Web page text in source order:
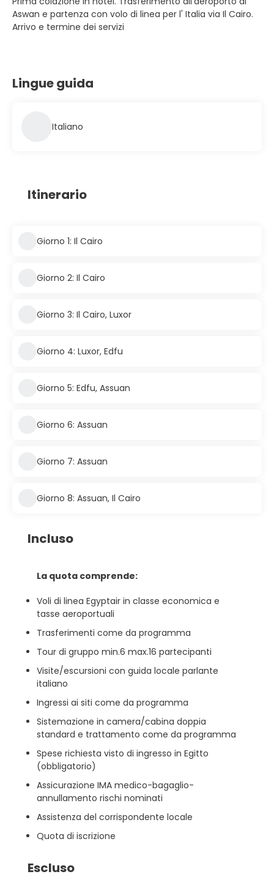
Aswan e partenza con volo di linea per l' Italia via Il Cairo.
Arrivo e termine dei servizi
Lingue guida
Italiano
Itinerario
Giorno 1: Il Cairo
Giorno 2: Il Cairo
Giorno 3: Il Cairo, Luxor
Giorno 4: Luxor, Edfu
Giorno 5: Edfu, Assuan
Giorno 6: Assuan
Giorno 7: Assuan
Giorno 8: Assuan, Il Cairo
Incluso
La quota comprende:
Voli di linea Egyptair in classe economica e
tasse aeroportuali
Trasferimenti come da programma
Tour di gruppo min.6 max.16 partecipanti
Visite/escursioni con guida locale parlante
italiano
Ingressi ai siti come da programma
Sistemazione in camera/cabina doppia
standard e trattamento come da programma
Spese richiesta visto di ingresso in Egitto
(obbligatorio)
Assicurazione IMA medico-bagaglio-
annullamento rischi nominati
Assistenza del corrispondente locale
Quota di iscrizione
Escluso